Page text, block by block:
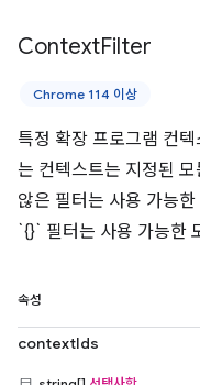
ContextFilter
Chrome 114 이상
특정 확장 프로그램 컨
는 컨텍스트는 지정된
않은 필터는 사용 가능
`{}` 필터는 사용 가능한
속성
contextIds